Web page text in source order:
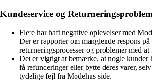
Kundeservice og
Flere har haft negative oplevelser med
Der er rapporter om manglende respons
returneringsprocesser og problemer med at
Det er vigtigt at bemærke, at nogle kunder
få refunderinger eller bytte deres varer,
tydelige fejl fra Modehus side.